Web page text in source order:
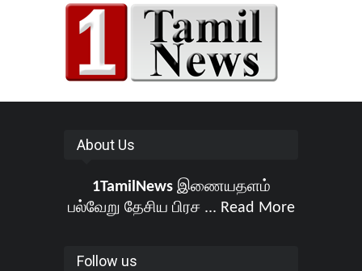
About Us
1TamilNewsஇணையதளம்
பல்வேறு தேசிய பிரச ... Read More
Follow us